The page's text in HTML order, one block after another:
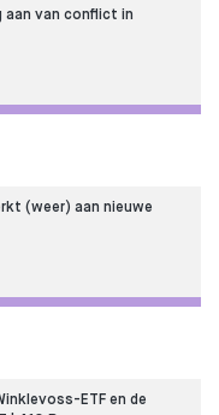
van conflict in
(weer) aan nieuwe
ETF en de